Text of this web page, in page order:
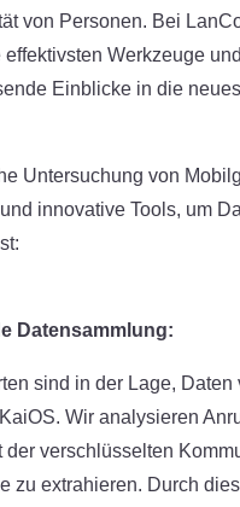
von Personen. Bei
effektivsten Werkzeuge
Einblicke in die
Untersuchung von
innovative Tools, um
Datensammlung:
sind in der Lage,
Wir analysieren
der verschlüsselten
zu extrahieren. Durch